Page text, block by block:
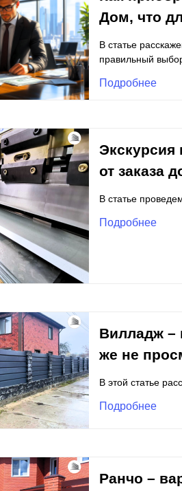
Горизонтальные заборы
Высокие заборы
Красивые, дизайнерские заборы
Заборы под ключ
Готовые заборы
Комплекты заборов-лего "сделай сам"
Быстровозводимые заборы
Дом, что
В статье
правильный
Подробнее
Экскурсия
от заказа
В статье
Подробнее
Вилладж –
же не
В этой статье
Подробнее
Ранчо –